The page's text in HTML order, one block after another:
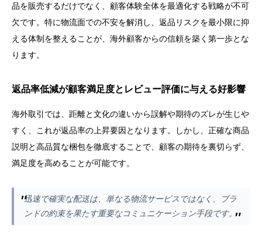
品を販売するだけでなく、顧客体験全体を最適化する戦略が不可
欠です。特に物流面での不安を解消し、返品リスクを最小限に抑
える体制を整えることが、海外顧客からの信頼を築く第一歩とな
ります。
返品率低減が顧客満足度とレビュー評価に与える好影響
海外取引では、距離と文化の違いから誤解や期待のズレが生じや
すく、これが返品率の上昇要因となります。しかし、正確な商品
説明と高品質な梱包を徹底することで、顧客の期待を裏切らず、
満足度を高めることが可能です。
迅速で確実な配送は、単なる物流サービスではなく、ブラ
ンドの約束を果たす重要なコミュニケーション手段です。